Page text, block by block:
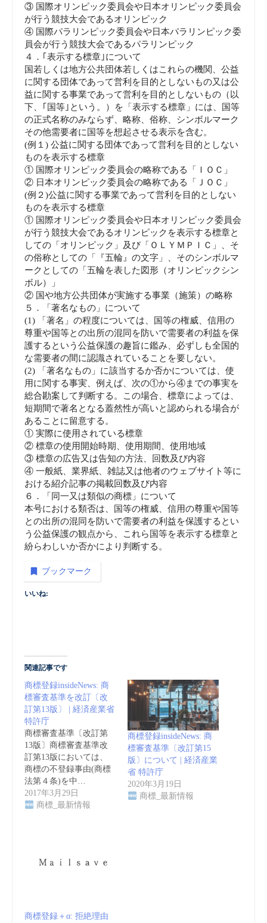
③ 国際オリンピック委員会や日本オリンピック委員会
が行う競技大会であるオリンピック
④ 国際パラリンピック委員会や日本パラリンピック委
員会が行う競技大会であるパラリンピック
４．｢表示する標章｣について
国若しくは地方公共団体若しくはこれらの機関、公益
に関する団体であって営利を目的としないもの又は公
益に関する事業であって営利を目的としないもの（以
下、｢国等｣という。）を「表示する標章」には、国等
の正式名称のみならず、略称、俗称、シンボルマーク
その他需要者に国等を想起させる表示を含む。
(例１) 公益に関する団体であって営利を目的としない
ものを表示する標章
① 国際オリンピック委員会の略称である「ＩＯＣ」
② 日本オリンピック委員会の略称である「ＪＯＣ」
(例２)公益に関する事業であって営利を目的としない
ものを表示する標章
① 国際オリンピック委員会や日本オリンピック委員会
が行う競技大会であるオリンピックを表示する標章と
しての「オリンピック」及び「ＯＬＹＭＰＩＣ」、そ
の俗称としての「『五輪』の文字」、そのシンボルマ
ークとしての「五輪を表した図形（オリンピックシン
ボル）」
② 国や地方公共団体が実施する事業（施策）の略称
５．「著名なもの」について
(1) 「著名」の程度については、国等の権威、信用の
尊重や国等との出所の混同を防いで需要者の利益を保
護するという公益保護の趣旨に鑑み、必ずしも全国的
な需要者の間に認識されていることを要しない。
(2) 「著名なもの」に該当するか否かについては、使
用に関する事実、例えば、次の①から④までの事実を
総合勘案して判断する。この場合、標章によっては、
短期間で著名となる蓋然性が高いと認められる場合が
あることに留意する。
① 実際に使用されている標章
② 標章の使用開始時期、使用期間、使用地域
③ 標章の広告又は告知の方法、回数及び内容
④ 一般紙、業界紙、雑誌又は他者のウェブサイト等に
おける紹介記事の掲載回数及び内容
６．「同一又は類似の商標」について
本号における類否は、国等の権威、信用の尊重や国等
との出所の混同を防いで需要者の利益を保護するとい
う公益保護の観点から、これら国等を表示する標章と
紛らわしいか否かにより判断する。
ブックマーク
いいね:
関連記事です
商標登録insideNews: 商
標審査基準を改訂〔改
訂第13版〕 | 経済産業省
特許庁
商標審査基準〔改訂第
13版〕商標審査基準改
訂第13版においては、
商標の不登録事由(商標
法第４条)を中…
2017年3月29日
商標_最新情報
商標登録insideNews: 商
標審査基準〔改訂第15
版〕について | 経済産業
省 特許庁
2020年3月19日
商標_最新情報
商標登録＋α: 拒絶理由